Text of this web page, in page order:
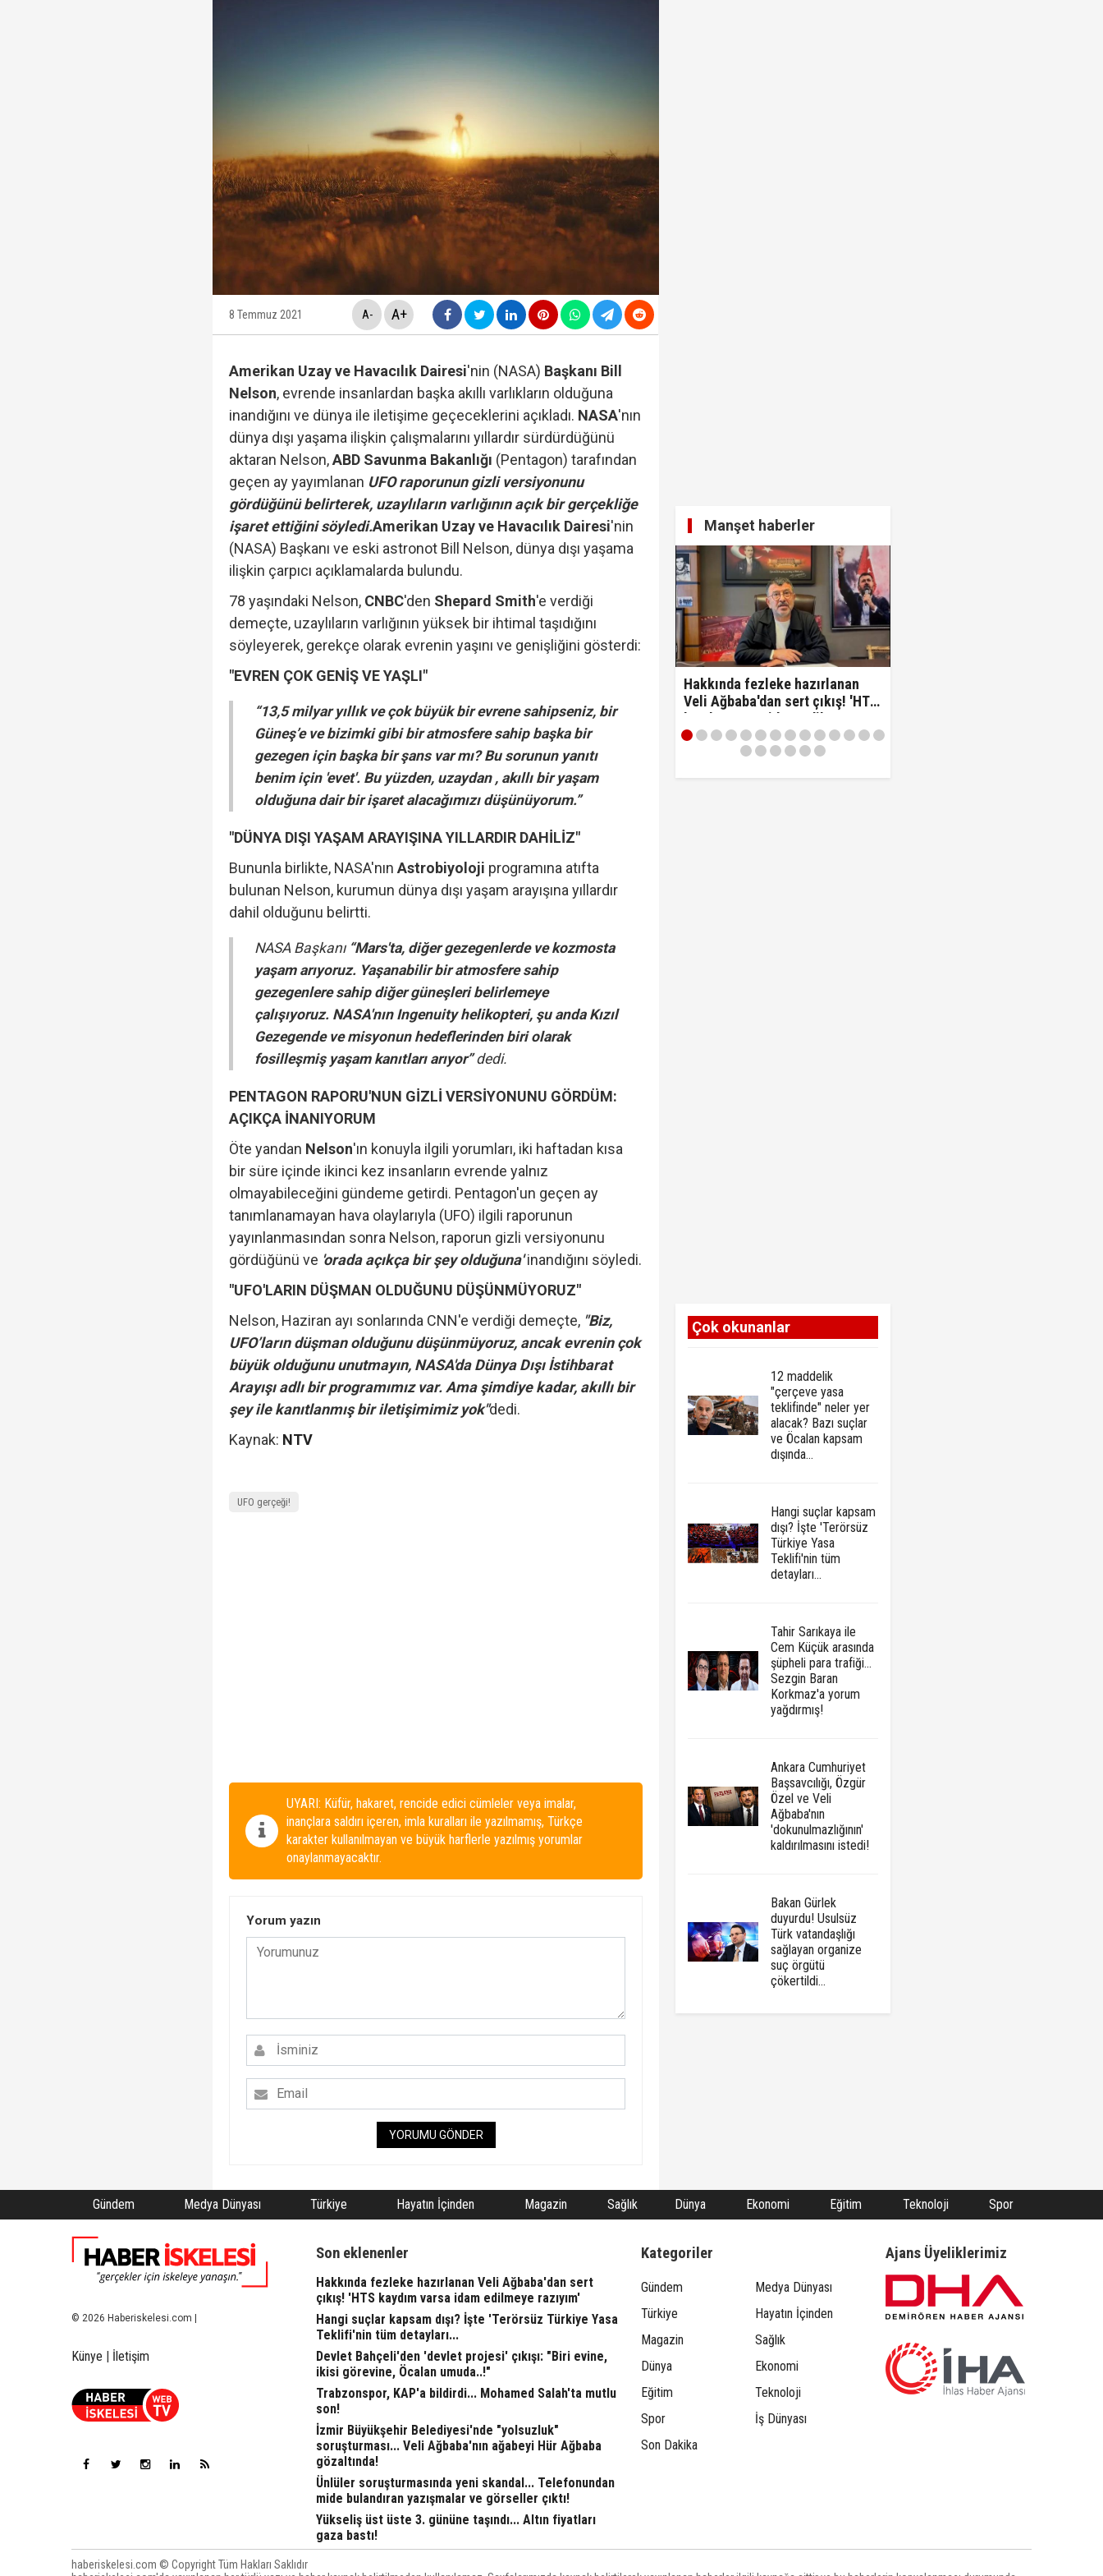
Ankara Cumhuriyet Başsavcılığı, Özgür Özel ve Veli Ağbaba'nın 'dokunulmazlığının' kaldırılmasını istedi!
Beyaz TV sunucusu Tahir Sarıkaya tutuklandı...
Hakkında fezleke hazırlanan Veli Ağbaba'dan sert çıkış! 'HTS kaydım varsa idam edilmeye razıyım'
8 Temmuz 2021 A- A+
Amerikan Uzay ve Havacılık Dairesi'nin (NASA) Başkanı Bill
Nelson, evrende insanlardan başka akıllı varlıkların olduğuna
inandığını ve dünya ile iletişime geçeceklerini açıkladı. NASA'nın
dünya dışı yaşama ilişkin çalışmalarını yıllardır sürdürdüğünü
aktaran Nelson,ABD Savunma Bakanlığı (Pentagon) tarafından
geçen ay yayımlanan UFO raporunun gizli versiyonunu
gördüğünü belirterek, uzaylıların varlığının açık bir gerçekliğe
işaret ettiğini söyledi.Amerikan Uzay ve Havacılık Dairesi'nin
(NASA) Başkanı ve eski astronot Bill Nelson, dünya dışı yaşama
ilişkin çarpıcı açıklamalarda bulundu.
78 yaşındaki Nelson, CNBC'den Shepard Smith'e verdiği
demeçte, uzaylıların varlığının yüksek bir ihtimal taşıdığını
söyleyerek, gerekçe olarak evrenin yaşını ve genişliğini gösterdi:
"EVREN ÇOK GENİŞ VE YAŞLI"
“13,5 milyar yıllık ve çok büyük bir evrene sahipseniz, bir
Güneş’e ve bizimki gibi bir atmosfere sahip başka bir
gezegen için başka bir şans var mı? Bu sorunun yanıtı
benim için 'evet'. Bu yüzden, uzaydan , akıllı bir yaşam
olduğuna dair bir işaret alacağımızı düşünüyorum.”
"DÜNYA DIŞI YAŞAM ARAYIŞINA YILLARDIR DAHİLİZ"
Bununla birlikte, NASA'nınAstrobiyoloji programına atıfta
bulunan Nelson, kurumun dünya dışı yaşam arayışına yıllardır
dahil olduğunu belirtti.
NASA Başkanı “Mars'ta, diğer gezegenlerde ve kozmosta
yaşam arıyoruz. Yaşanabilir bir atmosfere sahip
gezegenlere sahip diğer güneşleri belirlemeye
çalışıyoruz. NASA'nın Ingenuity helikopteri, şu anda Kızıl
Gezegende ve misyonun hedeflerinden biri olarak
fosilleşmiş yaşam kanıtları arıyor”dedi.
PENTAGON RAPORU'NUN GİZLİ VERSİYONUNU GÖRDÜM:
AÇIKÇA İNANIYORUM
Öte yandan Nelson'ın konuyla ilgili yorumları, iki haftadan kısa
bir süre içinde ikinci kez insanların evrende yalnız
olmayabileceğini gündeme getirdi. Pentagon'un geçen ay
tanımlanamayan hava olaylarıyla (UFO) ilgili raporunun
yayınlanmasından sonra Nelson, raporun gizli versiyonunu
gördüğünü ve 'orada açıkça bir şey olduğuna'inandığını söyledi.
"UFO'LARIN DÜŞMAN OLDUĞUNU DÜŞÜNMÜYORUZ"
Nelson, Haziran ayı sonlarında CNN'e verdiği demeçte, "Biz,
UFO’ların düşman olduğunu düşünmüyoruz, ancak evrenin çok
büyük olduğunu unutmayın, NASA'da Dünya Dışı İstihbarat
Arayışı adlı bir programımız var. Ama şimdiye kadar, akıllı bir
şey ile kanıtlanmış bir iletişimimiz yok"dedi.
Kaynak: NTV
UFO gerçeği!
UYARI: Küfür, hakaret, rencide edici cümleler veya imalar,
inançlara saldırı içeren, imla kuralları ile yazılmamış, Türkçe
karakter kullanılmayan ve büyük harflerle yazılmış yorumlar
onaylanmayacaktır.
Yorum yazın
YORUMU GÖNDER
Manşet haberler
Hakkında fezleke hazırlanan
Veli Ağbaba'dan sert çıkış! 'HTS
kaydım varsa idam edilmeye
razıyım'
Çok okunanlar
12 maddelik
"çerçeve yasa
teklifinde" neler yer
alacak? Bazı suçlar
ve Öcalan kapsam
dışında…
Hangi suçlar kapsam
dışı? İşte 'Terörsüz
Türkiye Yasa
Teklifi'nin tüm
detayları...
Tahir Sarıkaya ile
Cem Küçük arasında
şüpheli para trafiği...
Sezgin Baran
Korkmaz'a yorum
yağdırmış!
Ankara Cumhuriyet
Başsavcılığı, Özgür
Özel ve Veli
Ağbaba'nın
'dokunulmazlığının'
kaldırılmasını istedi!
Bakan Gürlek
duyurdu! Usulsüz
Türk vatandaşlığı
sağlayan organize
suç örgütü
çökertildi...
Gündem Medya Dünyası Türkiye Hayatın İçinden Magazin Sağlık Dünya Ekonomi Eğitim Teknoloji Spor
© 2026 Haberiskelesi.com |
Künye İletişim
Son eklenenler
Hakkında fezleke hazırlanan Veli Ağbaba'dan sert
çıkış! 'HTS kaydım varsa idam edilmeye razıyım'
Hangi suçlar kapsam dışı? İşte 'Terörsüz Türkiye Yasa
Teklifi'nin tüm detayları...
Devlet Bahçeli'den 'devlet projesi' çıkışı: "Biri evine,
ikisi görevine, Öcalan umuda..!"
Trabzonspor, KAP'a bildirdi... Mohamed Salah'ta mutlu
son!
İzmir Büyükşehir Belediyesi'nde "yolsuzluk"
soruşturması... Veli Ağbaba'nın ağabeyi Hür Ağbaba
gözaltında!
Ünlüler soruşturmasında yeni skandal... Telefonundan
mide bulandıran yazışmalar ve görseller çıktı!
Yükseliş üst üste 3. gününe taşındı... Altın fiyatları
gaza bastı!
Kategoriler
Gündem
Medya Dünyası
Türkiye
Hayatın İçinden
Magazin
Sağlık
Dünya
Ekonomi
Eğitim
Teknoloji
Spor
İş Dünyası
Son Dakika
Ajans Üyeliklerimiz
haberiskelesi.com © Copyright Tüm Hakları Saklıdır